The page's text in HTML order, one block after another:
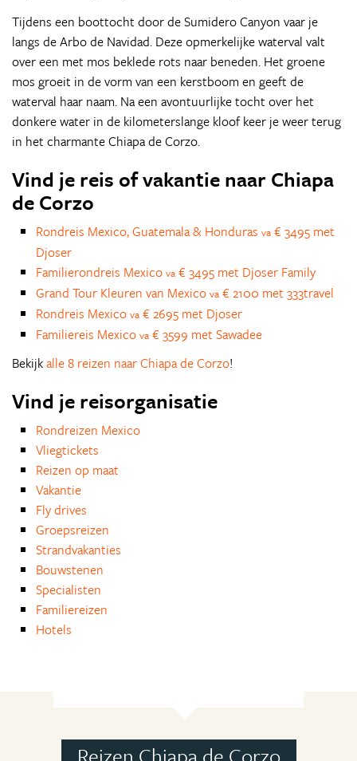
Tijdens een boottocht door de Sumidero Canyon vaar je
langs de Arbo de Navidad. Deze opmerkelijke waterval valt
over een met mos beklede rots naar beneden. Het groene
mos groeit in de vorm van een kerstboom en geeft de
waterval haar naam. Na een avontuurlijke tocht over het
donkere water in de kilometerslange kloof keer je weer terug
in het charmante Chiapa de Corzo.
Vind je reis of vakantie naar Chiapa
de Corzo
Rondreis Mexico, Guatemala & Honduras va € 3495 met
Djoser
Familierondreis Mexico va € 3495 met Djoser Family
Grand Tour Kleuren van Mexico va € 2100 met 333travel
Rondreis Mexico va € 2695 met Djoser
Familiereis Mexico va € 3599 met Sawadee
Bekijkalle 8 reizen naar Chiapa de Corzo!
Vind je reisorganisatie
Rondreizen Mexico
Vliegtickets
Reizen op maat
Vakantie
Fly drives
Groepsreizen
Strandvakanties
Bouwstenen
Specialisten
Familiereizen
Hotels